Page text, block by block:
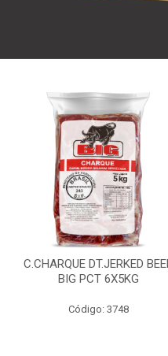
C.CHARQUE DT.JERKED
BIG PCT 6X5KG
Código: 3748